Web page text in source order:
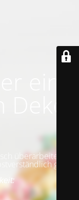
überarbeitet.
gerne